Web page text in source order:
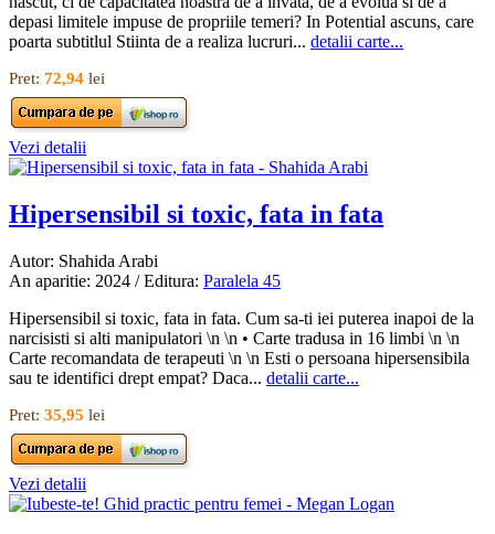
depasi limitele impuse de propriile temeri? In Potential ascuns, care
poarta subtitlul Stiinta de a realiza lucruri... detalii carte...
Pret: 72,94 lei
Vezi detalii
Hipersensibil si toxic, fata in fata
Autor: Shahida Arabi
An aparitie: 2024 / Editura: Paralela 45
Hipersensibil si toxic, fata in fata. Cum sa-ti iei puterea inapoi de la
narcisisti si alti manipulatori \n \n • Carte tradusa in 16 limbi \n \n
Carte recomandata de terapeuti \n \n Esti o persoana hipersensibila
sau te identifici drept empat? Daca... detalii carte...
Pret: 35,95 lei
Vezi detalii